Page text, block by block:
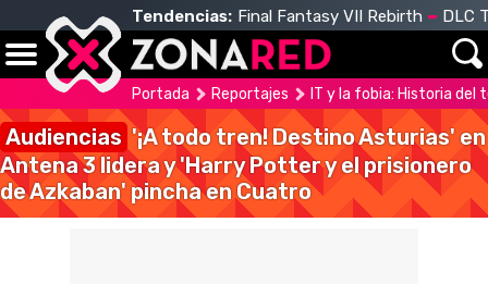
Tendencias: Final Fantasy VII Rebirth DLC
Portada Reportajes IT y la fobia: Historia del
Audiencias '¡A todo tren! Destino Asturias' en
Antena 3 lidera y 'Harry Potter y el prisionero
de Azkaban' pincha en Cuatro